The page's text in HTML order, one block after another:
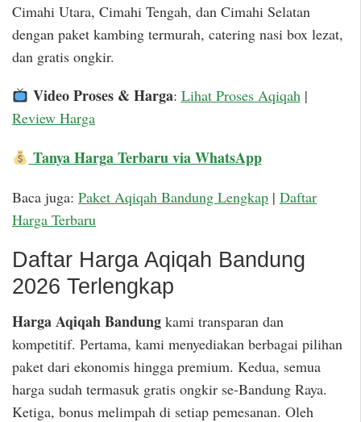
Cimahi Utara, Cimahi Tengah, dan Cimahi Selatan
dengan paket kambing termurah, catering nasi box lezat,
dan gratis ongkir.
Video Proses & Harga: Lihat Proses Aqiqah|
Review Harga
Tanya Harga Terbaru via WhatsApp
Baca juga: Paket Aqiqah Bandung Lengkap | Daftar
Harga Terbaru
Daftar Harga Aqiqah Bandung
2026 Terlengkap
Harga Aqiqah Bandung kami transparan dan
kompetitif. Pertama, kami menyediakan berbagai pilihan
paket dari ekonomis hingga premium. Kedua, semua
harga sudah termasuk gratis ongkir se-Bandung Raya.
Ketiga, bonus melimpah di setiap pemesanan. Oleh